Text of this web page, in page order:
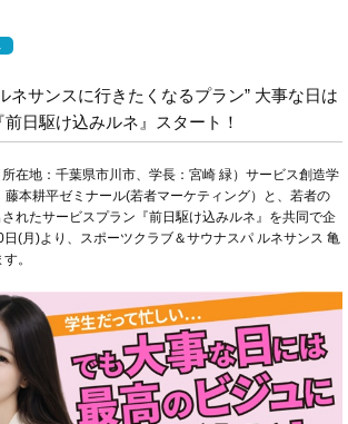
ネサンスに行きたくなるプラン” 大事な日は
日駆け込みルネ』スタート！
在地：千葉県市川市、学長：宮崎 緑）サービス創造学
藤本耕平ゼミナール(若者マーケティング）と、若者の
れたサービスプラン『前日駆け込みルネ』を共同で企
(月)より、スポーツクラブ＆サウナスパ ルネサンス 亀
。